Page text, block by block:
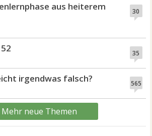
30
aus heiterem
35
565
irgendwas falsch?
Mehr neue Themen